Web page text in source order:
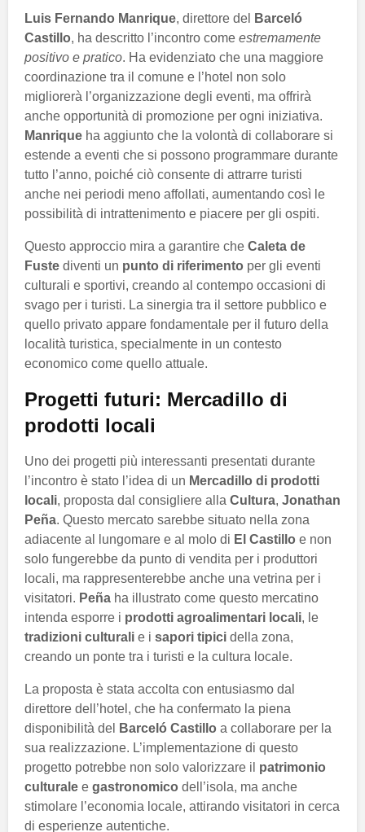
Luis Fernando Manrique, direttore del
Barceló
Castillo, ha descritto l’incontro come estremamente
positivo e pratico. Ha evidenziato che una maggiore
coordinazione tra il comune e l’hotel non solo
migliorerà l’organizzazione degli eventi, ma offrirà
anche opportunità di promozione per ogni iniziativa.
Manrique ha aggiunto che la volontà di collaborare si
estende a eventi che si possono programmare durante
tutto l’anno, poiché ciò consente di attrarre turisti
anche nei periodi meno affollati, aumentando così le
possibilità di intrattenimento e piacere per gli ospiti.
Questo approccio mira a garantire che Caleta de
Fuste diventi un punto di riferimento per gli eventi
culturali e sportivi, creando al contempo occasioni di
svago per i turisti. La sinergia tra il settore pubblico e
quello privato appare fondamentale per il futuro della
località turistica, specialmente in un contesto
economico come quello attuale.
Progetti futuri: Mercadillo di
prodotti locali
Uno dei progetti più interessanti presentati durante
l’incontro è stato l’idea di un Mercadillo di prodotti
locali, proposta dal consigliere alla Cultura, Jonathan
Peña. Questo mercato sarebbe situato nella zona
adiacente al lungomare e al molo di El Castillo e non
solo fungerebbe da punto di vendita per i produttori
locali, ma rappresenterebbe anche una vetrina per i
visitatori. Peña ha illustrato come questo mercatino
intenda esporre i prodotti agroalimentari locali, le
tradizioni culturali e i sapori tipici della zona,
creando un ponte tra i turisti e la cultura locale.
La proposta è stata accolta con entusiasmo dal
direttore dell’hotel, che ha confermato la piena
disponibilità del
Barceló Castillo a collaborare per la
sua realizzazione. L’implementazione di questo
progetto potrebbe non solo valorizzare il patrimonio
culturale e gastronomico dell’isola, ma anche
stimolare l’economia locale, attirando visitatori in cerca
di esperienze autentiche.